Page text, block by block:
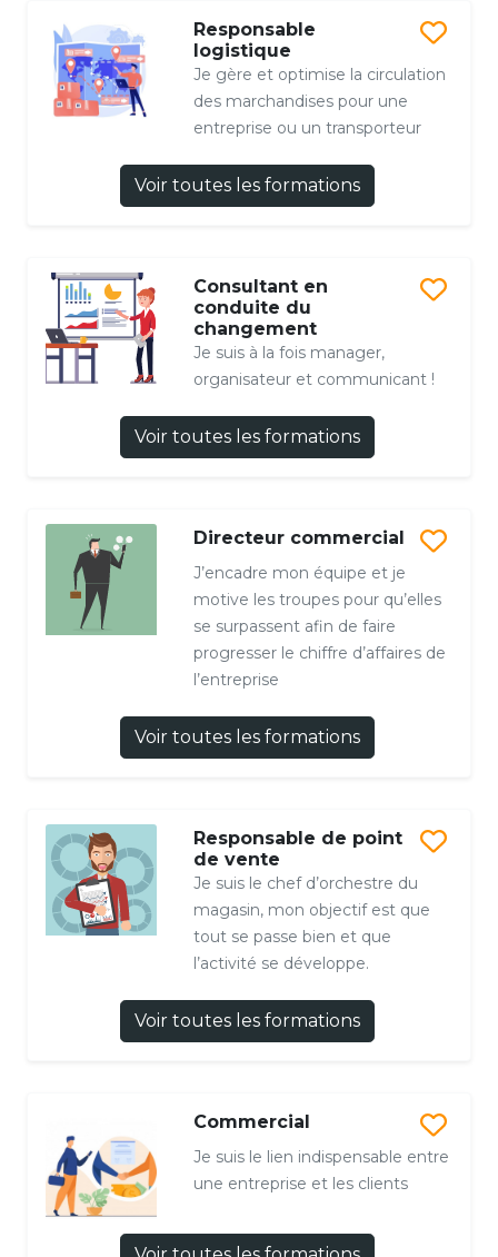
Responsable
logistique
Je gère et optimise la circulation
des marchandises pour une
entreprise ou un transporteur
Voir toutes les formations
Consultant en
conduite du
changement
Je suis à la fois manager,
organisateur et communicant !
Voir toutes les formations
Directeur commercial
J’encadre mon équipe et je
motive les troupes pour qu’elles
se surpassent afin de faire
progresser le chiffre d’affaires de
l’entreprise
Voir toutes les formations
Responsable de point
de vente
Je suis le chef d’orchestre du
magasin, mon objectif est que
tout se passe bien et que
l’activité se développe.
Voir toutes les formations
Commercial
Je suis le lien indispensable entre
une entreprise et les clients